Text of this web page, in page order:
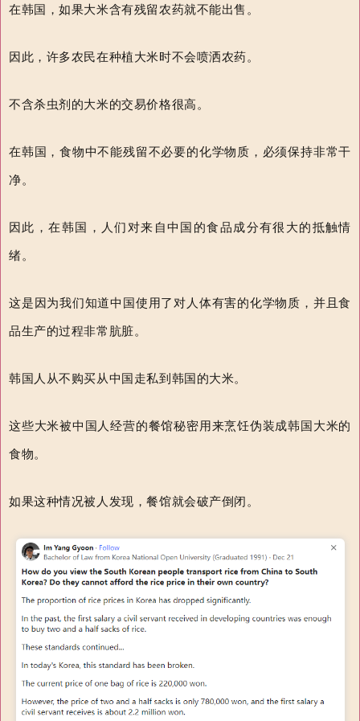
在韩国，如果大米含有残留农药就不能出售。
因此，许多农民在种植大米时不会喷洒农药。
不含杀虫剂的大米的交易价格很高。
在韩国，食物中不能残留不必要的化学物质，必须保持非常干
净。
因此，在韩国，人们对来自中国的食品成分有很大的抵触情
绪。
这是因为我们知道中国使用了对人体有害的化学物质，并且食
品生产的过程非常肮脏。
韩国人从不购买从中国走私到韩国的大米。
这些大米被中国人经营的餐馆秘密用来烹饪伪装成韩国大米的
食物。
如果这种情况被人发现，餐馆就会破产倒闭。